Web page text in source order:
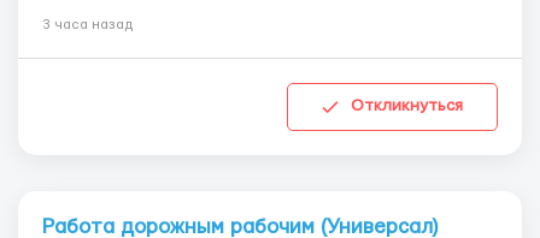
3 часа назад
Откликнуться
Работа дорожным рабочим (Универсал)